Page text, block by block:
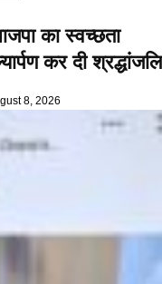
का स्वच्छता
कर दी श्रद्धांजलि
8, 2026